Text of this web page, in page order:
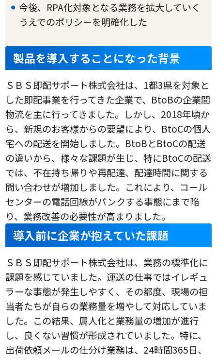
今後、RPA化対象となる業務を拡大していく
うえでのポリシーを明確化した
製品を導入することになった背景
ＳＢＳ即配サポート株式会社は、1都3県を対象と
した即配事業を行ってきた企業で、BtoBの企業間
物流を主に行ってきました。しかし、2018年頃か
ら、新規のお客様からの要望により、BtoCの個人
宅への配送を開始しました。BtoBとBtoCの配送
の違いから、様々な課題が生じ、特にBtoCの配送
では、不在持ち帰りや再配達、配達時間に関する
問い合わせが増加しました。これにより、コール
センターの電話回線がパンクする事態にまで陥
り、業務改善の必要性が高まりました。
導入前に企業が抱えていた課題
ＳＢＳ即配サポート株式会社は、業務の標準化に
課題を感じていました。運送の仕事ではイレギュ
ラーな事態が発生しやすく、その都度、現場の担
当者たちが自らの業務量を増やして対応していま
した。この結果、属人化と業務量の増加が進行
し、良くない習慣が形成されていました。特に、
出荷依頼メールの仕分け業務は、24時間365日、